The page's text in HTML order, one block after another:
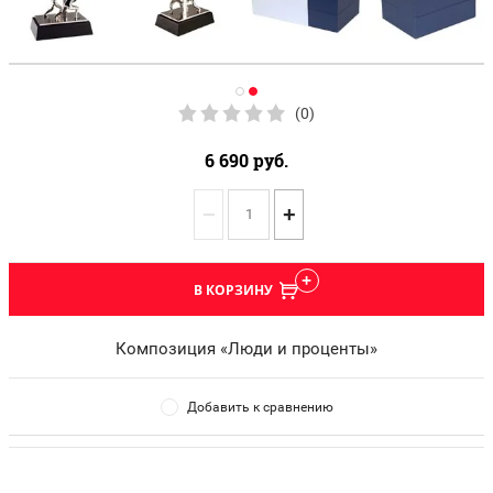
(0)
6 690руб.
− +
В КОРЗИНУ
Композиция «Люди и проценты»
Добавить к сравнению